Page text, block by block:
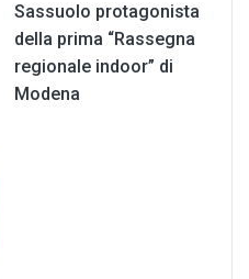
Sassuolo protagonista
della prima “Rassegna
regionale indoor” di
Modena